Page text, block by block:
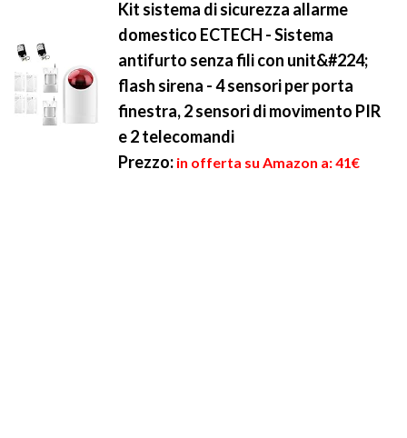
Kit sistema di sicurezza allarme
domestico ECTECH - Sistema
antifurto senza fili con unit&#224;
flash sirena - 4 sensori per porta
finestra, 2 sensori di movimento PIR
e 2 telecomandi
Prezzo: in offerta su Amazon a: 41€